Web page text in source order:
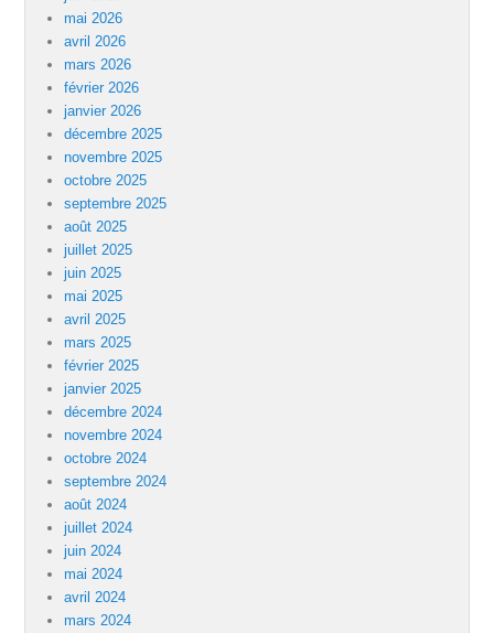
mai 2026
avril 2026
mars 2026
février 2026
janvier 2026
décembre 2025
novembre 2025
octobre 2025
septembre 2025
août 2025
juillet 2025
juin 2025
mai 2025
avril 2025
mars 2025
février 2025
janvier 2025
décembre 2024
novembre 2024
octobre 2024
septembre 2024
août 2024
juillet 2024
juin 2024
mai 2024
avril 2024
mars 2024